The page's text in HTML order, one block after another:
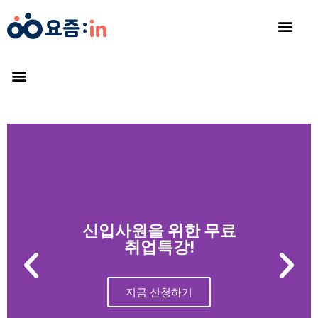
신입사원을 위한 무료
취업특강!
지금 신청하기